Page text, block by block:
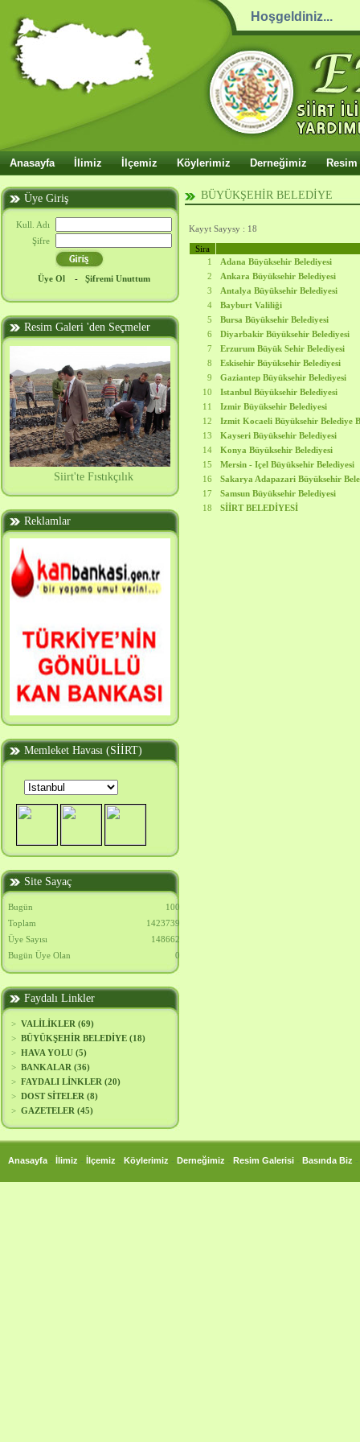
Hoşgeldiniz...
Anasayfa İlimiz İlçemiz Köylerimiz Derneğimiz
Üye Giriş
Kull. Adı
Şifre
Üye Ol - Şifremi Unuttum
Resim Galeri 'den Seçmeler
Siirt'te Fıstıkçılık
Reklamlar
Memleket Havası (SİİRT)
Site Sayaç
Bugün
100
Toplam
1423739
Üye Sayısı
148662
Bugün Üye Olan
0
Faydalı Linkler
> VALİLİKLER (69)
> BÜYÜKŞEHİR BELEDİYE (18)
> HAVA YOLU (5)
> BANKALAR (36)
> FAYDALI LİNKLER (20)
> DOST SİTELER (8)
> GAZETELER (45)
BÜYÜKŞEHİR BELEDİYE
Kayyt Sayysy : 18
Sira
1
Adana Büyüksehir Belediyesi
2
Ankara Büyüksehir Belediyesi
3
Antalya Büyüksehir Belediyesi
4
Bayburt Valiliği
5
Bursa Büyüksehir Belediyesi
6
Diyarbakir Büyüksehir Belediyesi
7
Erzurum Büyük Sehir Belediyesi
8
Eskisehir Büyüksehir Belediyesi
9
Gaziantep Büyüksehir Belediyesi
10
Istanbul Büyüksehir Belediyesi
11
Izmir Büyüksehir Belediyesi
12
Izmit Kocaeli Büyüksehir Belediye
13
Kayseri Büyüksehir Belediyesi
14
Konya Büyüksehir Belediyesi
15
Mersin - Içel Büyüksehir Belediyesi
16
Sakarya Adapazari Büyüksehir
17
Samsun Büyüksehir Belediyesi
18
SİİRT BELEDİYESİ
Anasayfa- İlimiz İlçemiz Köylerimiz Derneğimiz Resim Galerisi Basında Biz